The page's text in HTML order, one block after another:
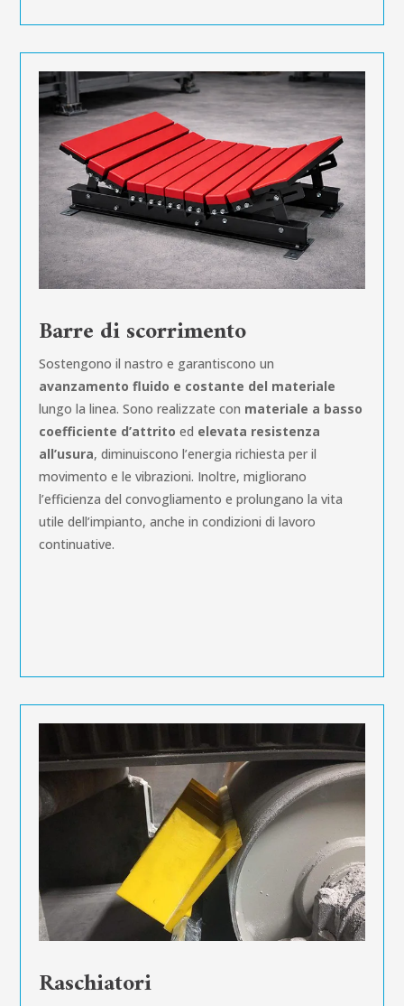
Barre di scorrimento
Sostengono il nastro e garantiscono un
avanzamento fluido e costante del materiale
lungo la linea. Sono realizzate con materiale a basso
coefficiente d’attrito ed elevata resistenza
all’usura, diminuiscono l’energia richiesta per il
movimento e le vibrazioni. Inoltre, migliorano
l’efficienza del convogliamento e prolungano la vita
utile dell’impianto, anche in condizioni di lavoro
continuative.
Raschiatori